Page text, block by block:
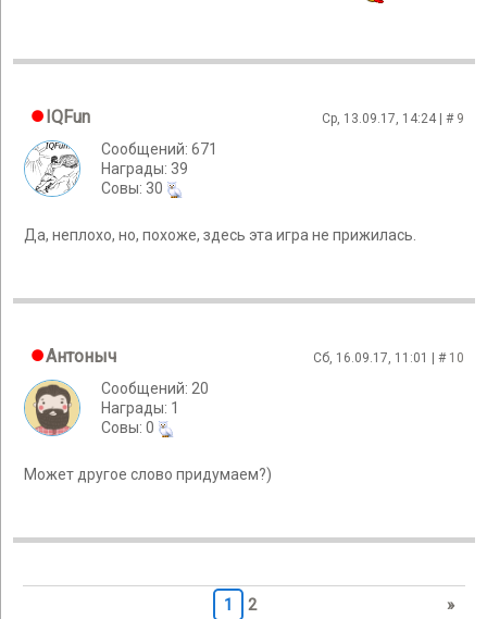
IQFun Ср, 13.09.17, 14:24 | # 9
Сообщений: 671
Награды: 39
Cовы: 30
Да, неплохо, но, похоже, здесь эта игра не прижилась.
Антоныч Сб, 16.09.17, 11:01 | # 10
Сообщений: 20
Награды: 1
Cовы: 0
Может другое слово придумаем?)
1 2 »